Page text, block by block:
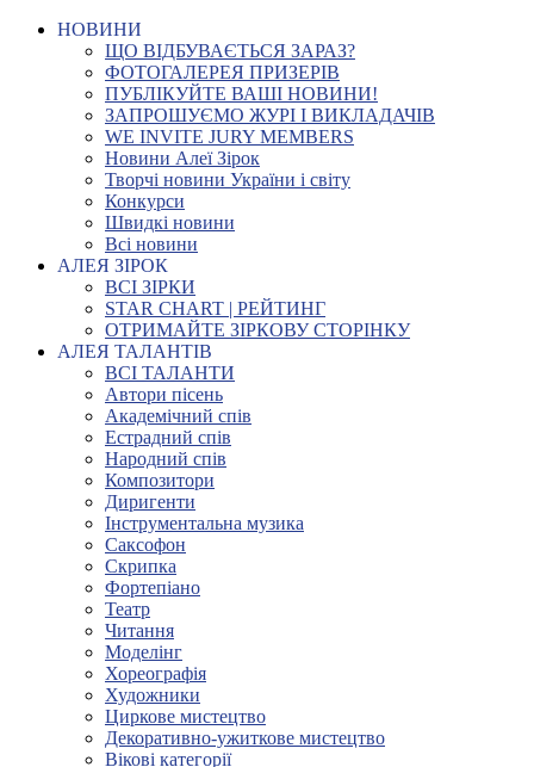
НОВИНИ
ЩО ВІДБУВАЄТЬСЯ ЗАРАЗ?
ФОТОГАЛЕРЕЯ ПРИЗЕРІВ
ПУБЛІКУЙТЕ ВАШІ НОВИНИ!
ЗАПРОШУЄМО ЖУРІ І ВИКЛАДАЧІВ
WE INVITE JURY MEMBERS
Новини Алеї Зірок
Творчі новини України і світу
Конкурси
Швидкі новини
Всі новини
АЛЕЯ ЗІРОК
ВСІ ЗІРКИ
STAR CHART | РЕЙТИНГ
ОТРИМАЙТЕ ЗІРКОВУ СТОРІНКУ
АЛЕЯ ТАЛАНТІВ
ВСІ ТАЛАНТИ
Автори пісень
Академічний спів
Естрадний спів
Народний спів
Композитори
Диригенти
Інструментальна музика
Саксофон
Скрипка
Фортепіано
Театр
Читання
Моделінг
Хореографія
Художники
Циркове мистецтво
Декоративно-ужиткове мистецтво
Вікові категорії